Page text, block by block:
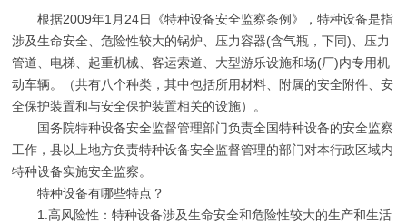
根据2009年1月24日《特种设备安全监察条例》，特种设备是指
涉及生命安全、危险性较大的锅炉、压力容器(含气瓶，下同)、压力
管道、电梯、起重机械、客运索道、大型游乐设施和场(厂)内专用机
动车辆。（共有八个种类，其中包括所用材料、附属的安全附件、安
全保护装置和与安全保护装置相关的设施）。
国务院特种设备安全监督管理部门负责全国特种设备的安全监察
工作，县以上地方负责特种设备安全监督管理的部门对本行政区域内
特种设备实施安全监察。
特种设备有哪些特点？
1.高风险性：特种设备涉及生命安全和危险性较大的生产和生活